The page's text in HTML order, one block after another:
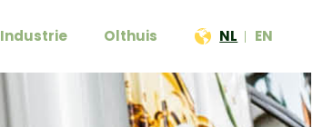
Industrie Olthuis NL EN